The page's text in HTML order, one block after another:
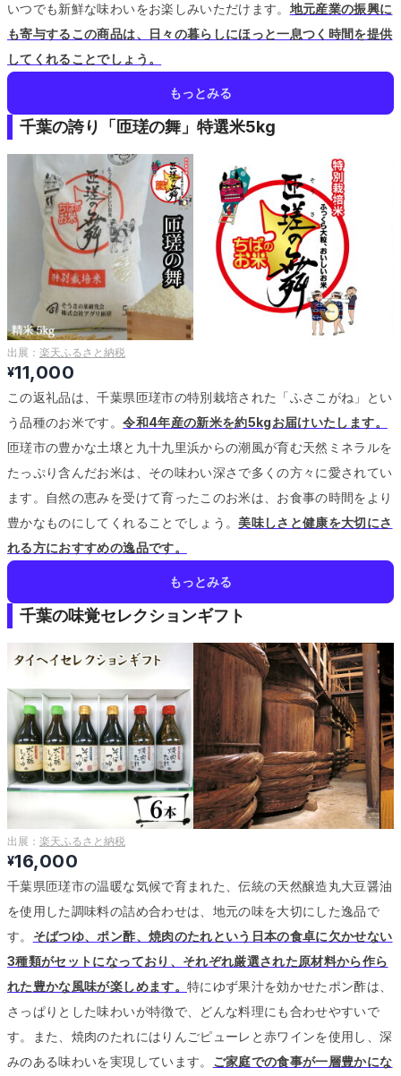
いつでも新鮮な味わいをお楽しみいただけます。 地元産業の振興に
も寄与するこの商品は、日々の暮らしにほっと一息つく時間を提供
してくれることでしょう。
もっとみる
千葉の誇り「匝瑳の舞」特選米5kg
出展： 楽天ふるさと納税
¥11,000
この返礼品は、千葉県匝瑳市の特別栽培された「ふさこがね」とい
う品種のお米です。令和4年産の新米を約5kgお届けいたします。
匝瑳市の豊かな土壌と九十九里浜からの潮風が育む天然ミネラルを
たっぷり含んだお米は、その味わい深さで多くの方々に愛されてい
ます。
自然の恵みを受けて育ったこのお米は、お食事の時間をより
豊かなものにしてくれることでしょう。美味しさと健康を大切にさ
れる方におすすめの逸品です。
もっとみる
千葉の味覚セレクションギフト
出展： 楽天ふるさと納税
¥16,000
千葉県匝瑳市の温暖な気候で育まれた、伝統の天然醸造丸大豆醤油
を使用した調味料の詰め合わせは、地元の味を大切にした逸品で
す。 そばつゆ、ポン酢、焼肉のたれという日本の食卓に欠かせない
3種類がセットになっており、それぞれ厳選された原材料から作ら
れた豊かな風味が楽しめます。 特にゆず果汁を効かせたポン酢は、
さっぱりとした味わいが特徴で、どんな料理にも合わせやすいで
す。
また、焼肉のたれにはりんごピューレと赤ワインを使用し、深
みのある味わいを実現しています。 ご家庭での食事が一層豊かにな